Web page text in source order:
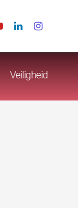
Veiligheid